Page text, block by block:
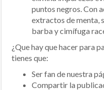
puntos negros. Con
extractos de menta,
barba y cimífuga
¿Que hay que hacer para
tienes que:
Ser fan de nuestra
Compartir la